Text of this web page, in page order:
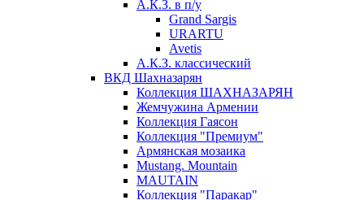
А.К.З. в п/у
Grand Sargis
URARTU
Avetis
А.К.З. классический
ВКД Шахназарян
Коллекция ШАХНАЗАРЯН
Жемчужина Армении
Коллекция Гаясон
Коллекция "Премиум"
Армянская мозаика
Mustang. Mountain
MAUTAIN
Коллекция "Паракар"